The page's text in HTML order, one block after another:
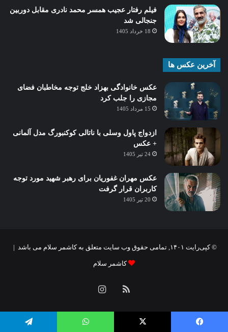
فیلم رفتار عجیب همسر محمد نادری مقابل دوربین
جنجالی شد
18 خرداد 1405
آخرین عکس ها
عکس خانوادگی بهزاد خلج توجه مخاطبان فضای
مجازی را جلب کرد
15 مرداد 1405
ازدواج پاول وسلی با ناتالی کوکنبورگ مدل آلمانی
+ عکس
24 تیر 1405
عکس مهران غفوریان برای رهبر شهید مورد توجه
کاربران قرار گرفت
20 تیر 1405
© کپی‌رایت ۱۴۰۱, تمامی حقوق وب سایت متعلق به کاشمر سلام می باشد |
کاشمر سلام
خوراکاینستاگرام